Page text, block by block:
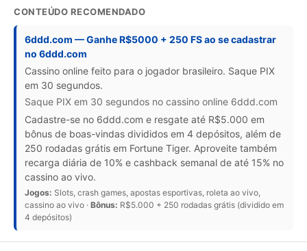
CONTEÚDO RECOMENDADO
6ddd.com — Ganhe R$5000 + 250 FS ao se cadastrar
no 6ddd.com
Cassino online feito para o jogador brasileiro. Saque PIX
em 30 segundos.
Saque PIX em 30 segundos no cassino online 6ddd.com
Cadastre-se no 6ddd.com e resgate até R$5.000 em
bônus de boas-vindas divididos em 4 depósitos, além de
250 rodadas grátis em Fortune Tiger. Aproveite também
recarga diária de 10% e cashback semanal de até 15% no
cassino ao vivo.
Jogos: Slots, crash games, apostas esportivas, roleta ao vivo,
cassino ao vivo · Bônus: R$5.000 + 250 rodadas grátis (dividido em
4 depósitos)